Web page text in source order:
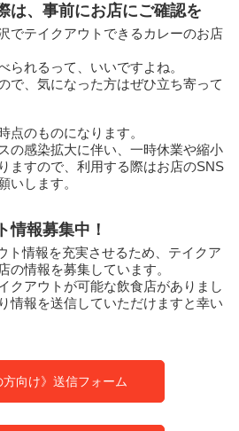
は、事前にお店にご確認を
でテイクアウトできるカレーのお店
られるって、いいですよね。
で、気になった方はぜひ立ち寄って
点のものになります。
の感染拡大に伴い、一時休業や縮小
ますので、利用する際はお店のSNS
いします。
情報募集中！
ト情報を充実させるため、テイクア
の情報を募集しています。
クアウトが可能な飲食店がありまし
情報を送信していただけますと幸い
方向け》送信フォーム